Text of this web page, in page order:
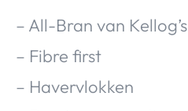
– All-Bran van Kellog’s
– Fibre first
– Havervlokken